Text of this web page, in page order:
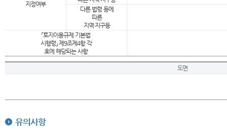
지정여부
다른 법령 등에
따른
지역·지구등
「토지이용규제 기본법
시행령」 제9조제4항 각
호에 해당되는 사항
도면
유의사항